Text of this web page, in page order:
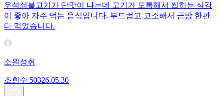
우석쇠불고기가 단맛이 나는데 고기가 도톰해서 씹히는 식감
이 좋아 자주 먹는 음식입니다. 부드럽고 고소해서 금방 한판
다 먹었습니다.
소원성취
조회수 50326.05.30